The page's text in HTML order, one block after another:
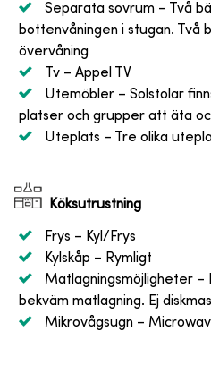
Separata sovrum – Två
bottenvåningen i stugan. Två
övervåning
Tv – Appel TV
Utemöbler – Solstolar
platser och grupper att äta
Uteplats – Tre olika
Köksutrustning
Frys – Kyl/Frys
Kylskåp – Rymligt
Matlagningsmöjligheter –
bekväm matlagning. Ej
Mikrovågsugn –